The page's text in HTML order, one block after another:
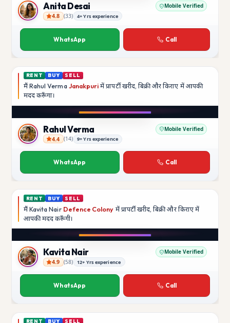
Anita Desai
Anita Desai Mobile Verified
4.8 (33) 4+ Yrs experience
WhatsApp Call
RENT BUY SELL
मैं Rahul Verma Janakpuri में प्रापर्टी खरीद, बिक्री और किराए में आपकी
मददकरूँगा।
Rahul Verma
Rahul Verma Mobile Verified
4.4 (14) 9+ Yrs experience
WhatsApp Call
RENT BUY SELL
मैं Kavita Nair Defence Colony में प्रापर्टी खरीद, बिक्री और किराए में
आपकी मददकरूँगी।
Kavita Nair
Kavita Nair Mobile Verified
4.9 (58) 12+ Yrs experience
WhatsApp Call
RENT BUY SELL